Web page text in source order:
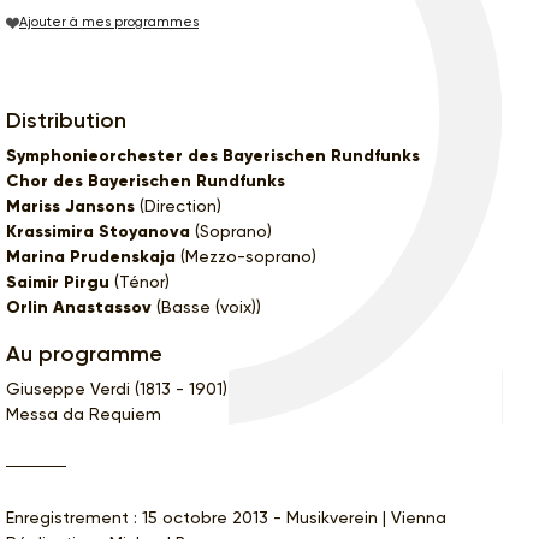
Ajouter à mes programmes
Distribution
Symphonieorchester des Bayerischen Rundfunks
Chor des Bayerischen Rundfunks
Mariss Jansons (Direction)
Krassimira Stoyanova (Soprano)
Marina Prudenskaja (Mezzo-soprano)
Saimir Pirgu (Ténor)
Orlin Anastassov (Basse (voix))
Au programme
Giuseppe Verdi (1813 - 1901)
Messa da Requiem
Enregistrement : 15 octobre 2013 - Musikverein | Vienna